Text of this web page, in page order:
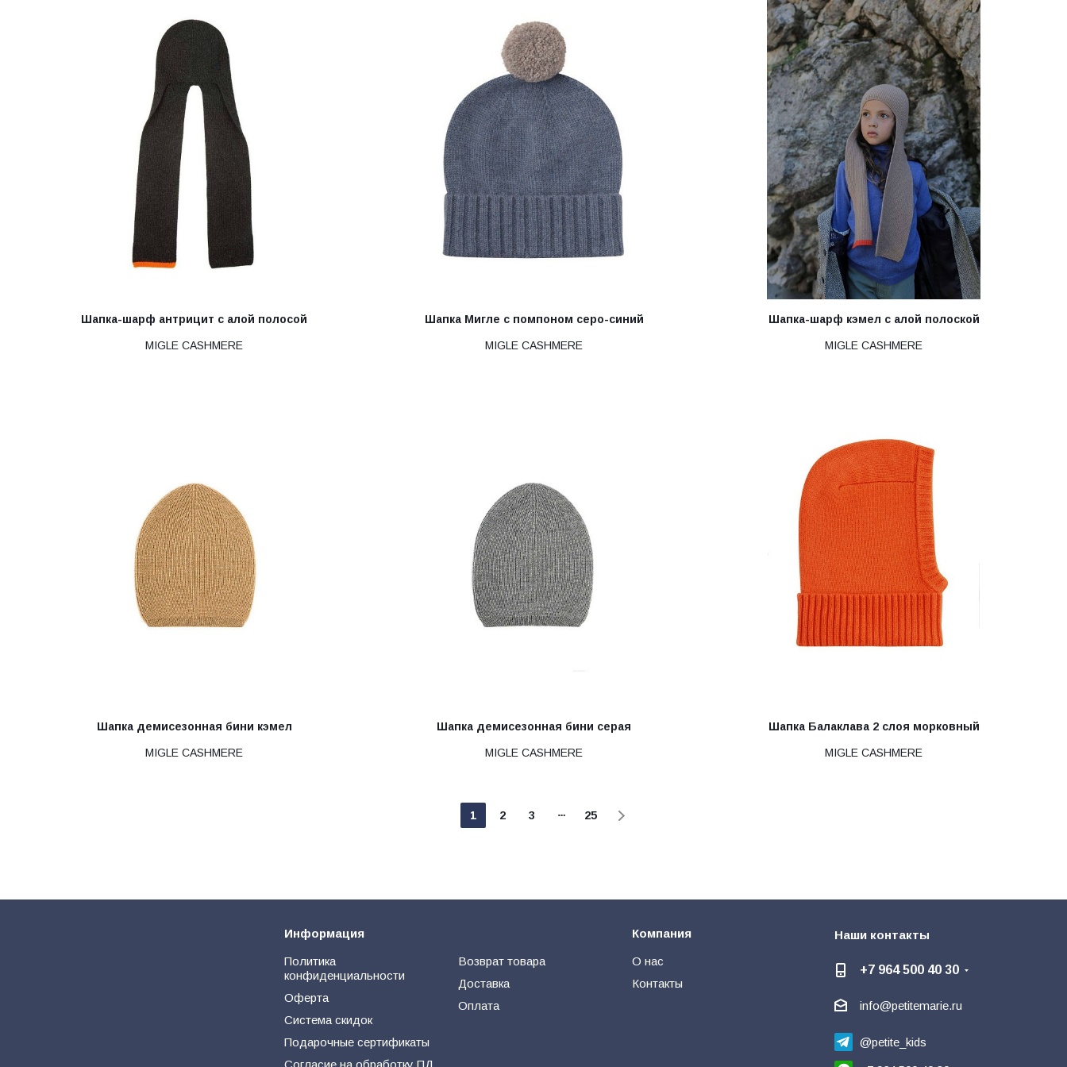
Шапка-шарф антрицит с алой полосой
MIGLE CASHMERE
Шапка Мигле с помпоном серо-синий
MIGLE CASHMERE
Шапка-шарф кэмел с алой полоской
MIGLE CASHMERE
Шапка демисезонная бини кэмел
MIGLE CASHMERE
Шапка демисезонная бини серая
MIGLE CASHMERE
Шапка Балаклава 2 слоя морковный
MIGLE CASHMERE
1 2 3 25
Информация
Политика
конфиденциальности
Оферта
Система скидок
Подарочные сертификаты
Возврат товара
Доставка
Оплата
Компания
О нас
Контакты
Наши контакты
+7 964 500 40 30
info@petitemarie.ru
@petite_kids